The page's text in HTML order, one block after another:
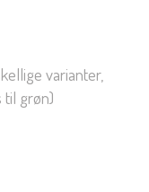
varianter,
til grøn)